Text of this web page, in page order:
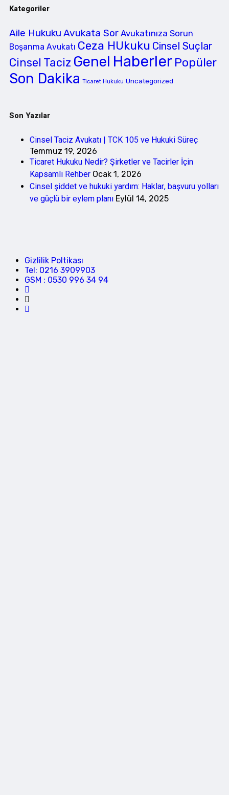
Kategoriler
Aile Hukuku Avukata Sor Avukatınıza Sorun
Boşanma Avukatı Ceza HUkuku Cinsel Suçlar
Cinsel Taciz Genel Haberler Popüler
Son Dakika Ticaret Hukuku Uncategorized
Son Yazılar
Cinsel Taciz Avukatı | TCK 105 ve Hukuki Süreç
Temmuz 19, 2026
Ticaret Hukuku Nedir? Şirketler ve Tacirler İçin
Kapsamlı Rehber Ocak 1, 2026
Cinsel şiddet ve hukuki yardım: Haklar, başvuru yolları
ve güçlü bir eylem planı Eylül 14, 2025
Gizlilik Poltikası
Tel: 0216 3909903
GSM : 0530 996 34 94